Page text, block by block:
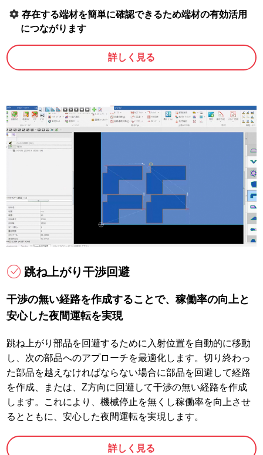
存在する端材を簡単に確認できるため端材の有効活用
につながります
詳しく見る
跳ね上がり干渉回避
干渉の無い経路を作成することで、稼働率の向上と
安心した夜間運転を実現
跳ね上がり部品を回避するために入射位置を自動的に移動
し、次の部品へのアプローチを最適化します。切り終わっ
た部品を越えなければならない場合に部品を回避して経路
を作成、または、Z方向に回避して干渉の無い経路を作成
します。これにより、機械停止を無くし稼働率を向上させ
るとともに、安心した夜間運転を実現します。
詳しく見る